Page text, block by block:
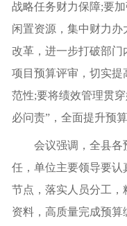
战略任务财力保障;要
闲置资源，集中财力
改革，进一步打破部门
项目预算评审，切实
范性;要将绩效管理贯
必问责”，全面提升预
会议强调，全县各
任，单位主要领导要认
节点，落实人员分工，
资料，高质量完成预